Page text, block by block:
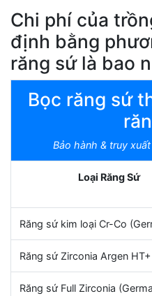
Chi phí của
định bằng
răng sứ là bao
Bọc răng sứ
Bảo hành & truy
Loại Răng Sứ
Răng sứ kim loại Cr-Co
Răng sứ Zirconia Argen
Răng sứ Full Zirconia